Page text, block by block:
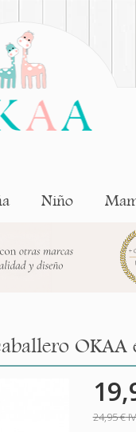
Niño
OKAA
24,95 €